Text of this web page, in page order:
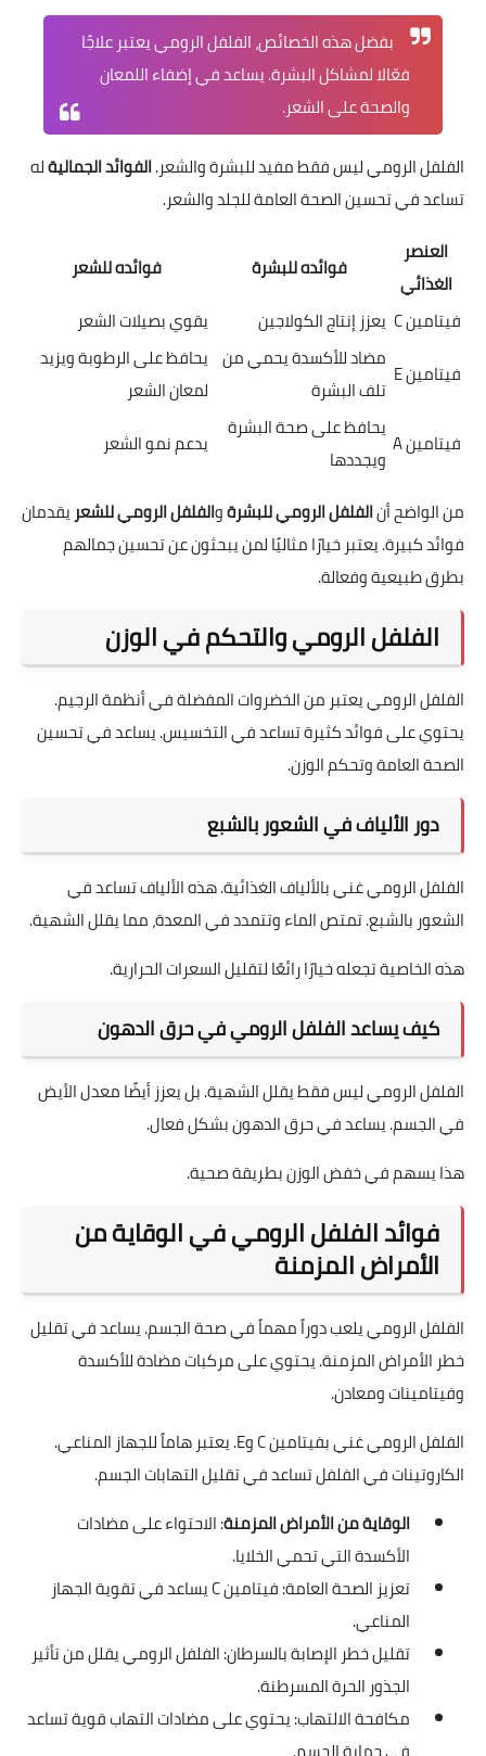
بفضل هذه الخصائص، الفلفل الرومي يعتبر علاجًا
فعّالا لمشاكل البشرة. يساعد في إضفاء اللمعان
والصحة على الشعر.
الفلفل الرومي ليس فقط مفيد للبشرة والشعر.الفوائد الجماليةله
تساعد في تحسين الصحة العامة للجلد والشعر.
العنصر
الغذائي
فوائده للبشرة
فوائده للشعر
فيتامين C
يعزز إنتاج الكولاجين
يقوي بصيلات الشعر
فيتامين E
مضاد للأكسدة يحمي من
تلف البشرة
يحافظ على الرطوبة ويزيد
لمعان الشعر
فيتامين A
يحافظ على صحة البشرة
ويجددها
يدعم نمو الشعر
من الواضح أنالفلفل الرومي للبشرةوالفلفل الرومي للشعريقدمان
فوائد كبيرة. يعتبر خيارًا مثاليًا لمن يبحثون عن تحسين جمالهم
بطرق طبيعية وفعالة.
الفلفل الرومي والتحكم في الوزن
الفلفل الرومي يعتبر من الخضروات المفضلة في أنظمة الرجيم.
يحتوي على فوائد كثيرة تساعد في التخسيس. يساعد في تحسين
الصحة العامة وتحكم الوزن.
دور الألياف في الشعور بالشبع
الفلفل الرومي غني بالألياف الغذائية. هذه الألياف تساعد في
الشعور بالشبع. تمتص الماء وتتمدد في المعدة، مما يقلل الشهية.
هذه الخاصية تجعله خيارًا رائعًا لتقليل السعرات الحرارية.
كيف يساعد الفلفل الرومي في حرق الدهون
الفلفل الرومي ليس فقط يقلل الشهية. بل يعزز أيضًا معدل الأيض
في الجسم. يساعد في حرق الدهون بشكل فعال.
هذا يسهم في خفض الوزن بطريقة صحية.
فوائد الفلفل الرومي في الوقاية من
الأمراض المزمنة
الفلفل الرومي يلعب دوراً مهماً في صحة الجسم. يساعد في تقليل
خطر الأمراض المزمنة. يحتوي على مركبات مضادة للأكسدة
وفيتامينات ومعادن.
الفلفل الرومي غني بفيتامين C وE. يعتبر هاماً للجهاز المناعي.
الكاروتينات في الفلفل تساعد في تقليل التهابات الجسم.
الوقاية من الأمراض المزمنة: الاحتواء على مضادات
الأكسدة التي تحمي الخلايا.
تعزيز الصحة العامة: فيتامين C يساعد في تقوية الجهاز
المناعي.
تقليل خطر الإصابة بالسرطان: الفلفل الرومي يقلل من تأثير
الجذور الحرة المسرطنة.
مكافحة الالتهاب: يحتوي على مضادات التهاب قوية تساعد